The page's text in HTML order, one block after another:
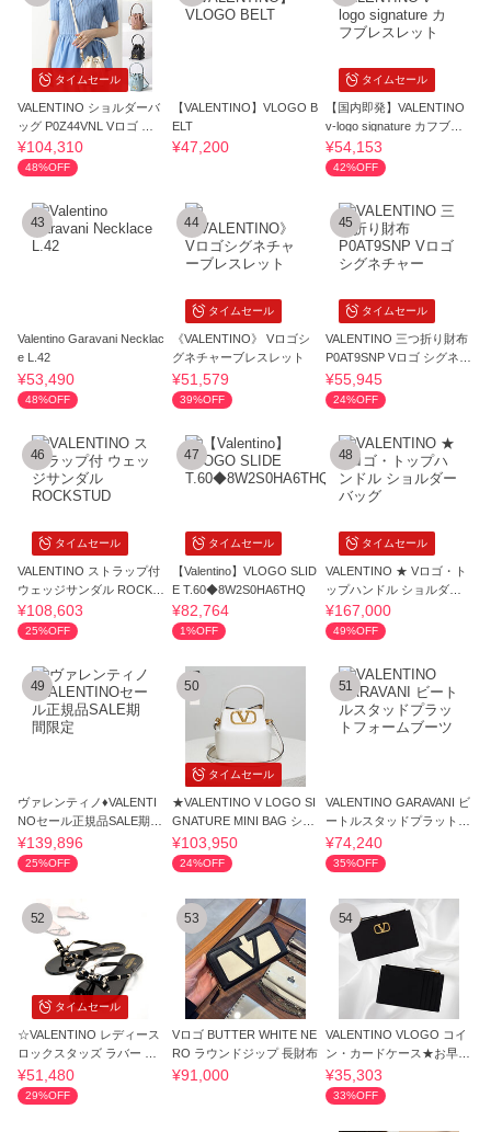
タイムセール
VALENTINO ショルダーバ
ッグ P0Z44VNL Vロゴ レ
ザー
¥104,310
48%OFF
【VALENTINO】VLOGO B
ELT
¥47,200
タイムセール
【国内即発】VALENTINO
v-logo signature カフブレ
スレット
¥54,153
42%OFF
43
Valentino Garavani Necklac
e L.42
¥53,490
48%OFF
タイムセール
44
《VALENTINO》 Vロゴシ
グネチャーブレスレット
¥51,579
39%OFF
タイムセール
45
VALENTINO 三つ折り財布
P0AT9SNP Vロゴ シグネチ
ャー
¥55,945
24%OFF
タイムセール
46
VALENTINO ストラップ付
ウェッジサンダル ROCKS
TUD
¥108,603
25%OFF
タイムセール
47
【Valentino】VLOGO SLID
E T.60◆8W2S0HA6THQ
¥82,764
1%OFF
タイムセール
48
VALENTINO ★ Vロゴ・ト
ップハンドル ショルダー
バッグ
¥167,000
49%OFF
49
ヴァレンティノ♦VALENTI
NOセール正規品SALE期間
限定
¥139,896
25%OFF
タイムセール
50
★VALENTINO V LOGO SI
GNATURE MINI BAG ショ
ルダーバッグ
¥103,950
24%OFF
51
VALENTINO GARAVANI ビ
ートルスタッドプラットフ
ォームブーツ
¥74,240
35%OFF
タイムセール
52
☆VALENTINO レディース
ロックスタッズ ラバー ト
ングサンダル
¥51,480
29%OFF
53
Vロゴ BUTTER WHITE NE
RO ラウンドジップ 長財布
¥91,000
54
VALENTINO VLOGO コイ
ン・カードケース★お早め
に！
¥35,303
33%OFF